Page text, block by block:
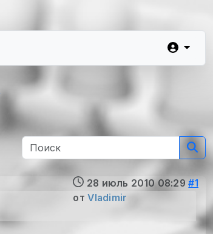
28 июль 2010 08:29 #1
отVladimir